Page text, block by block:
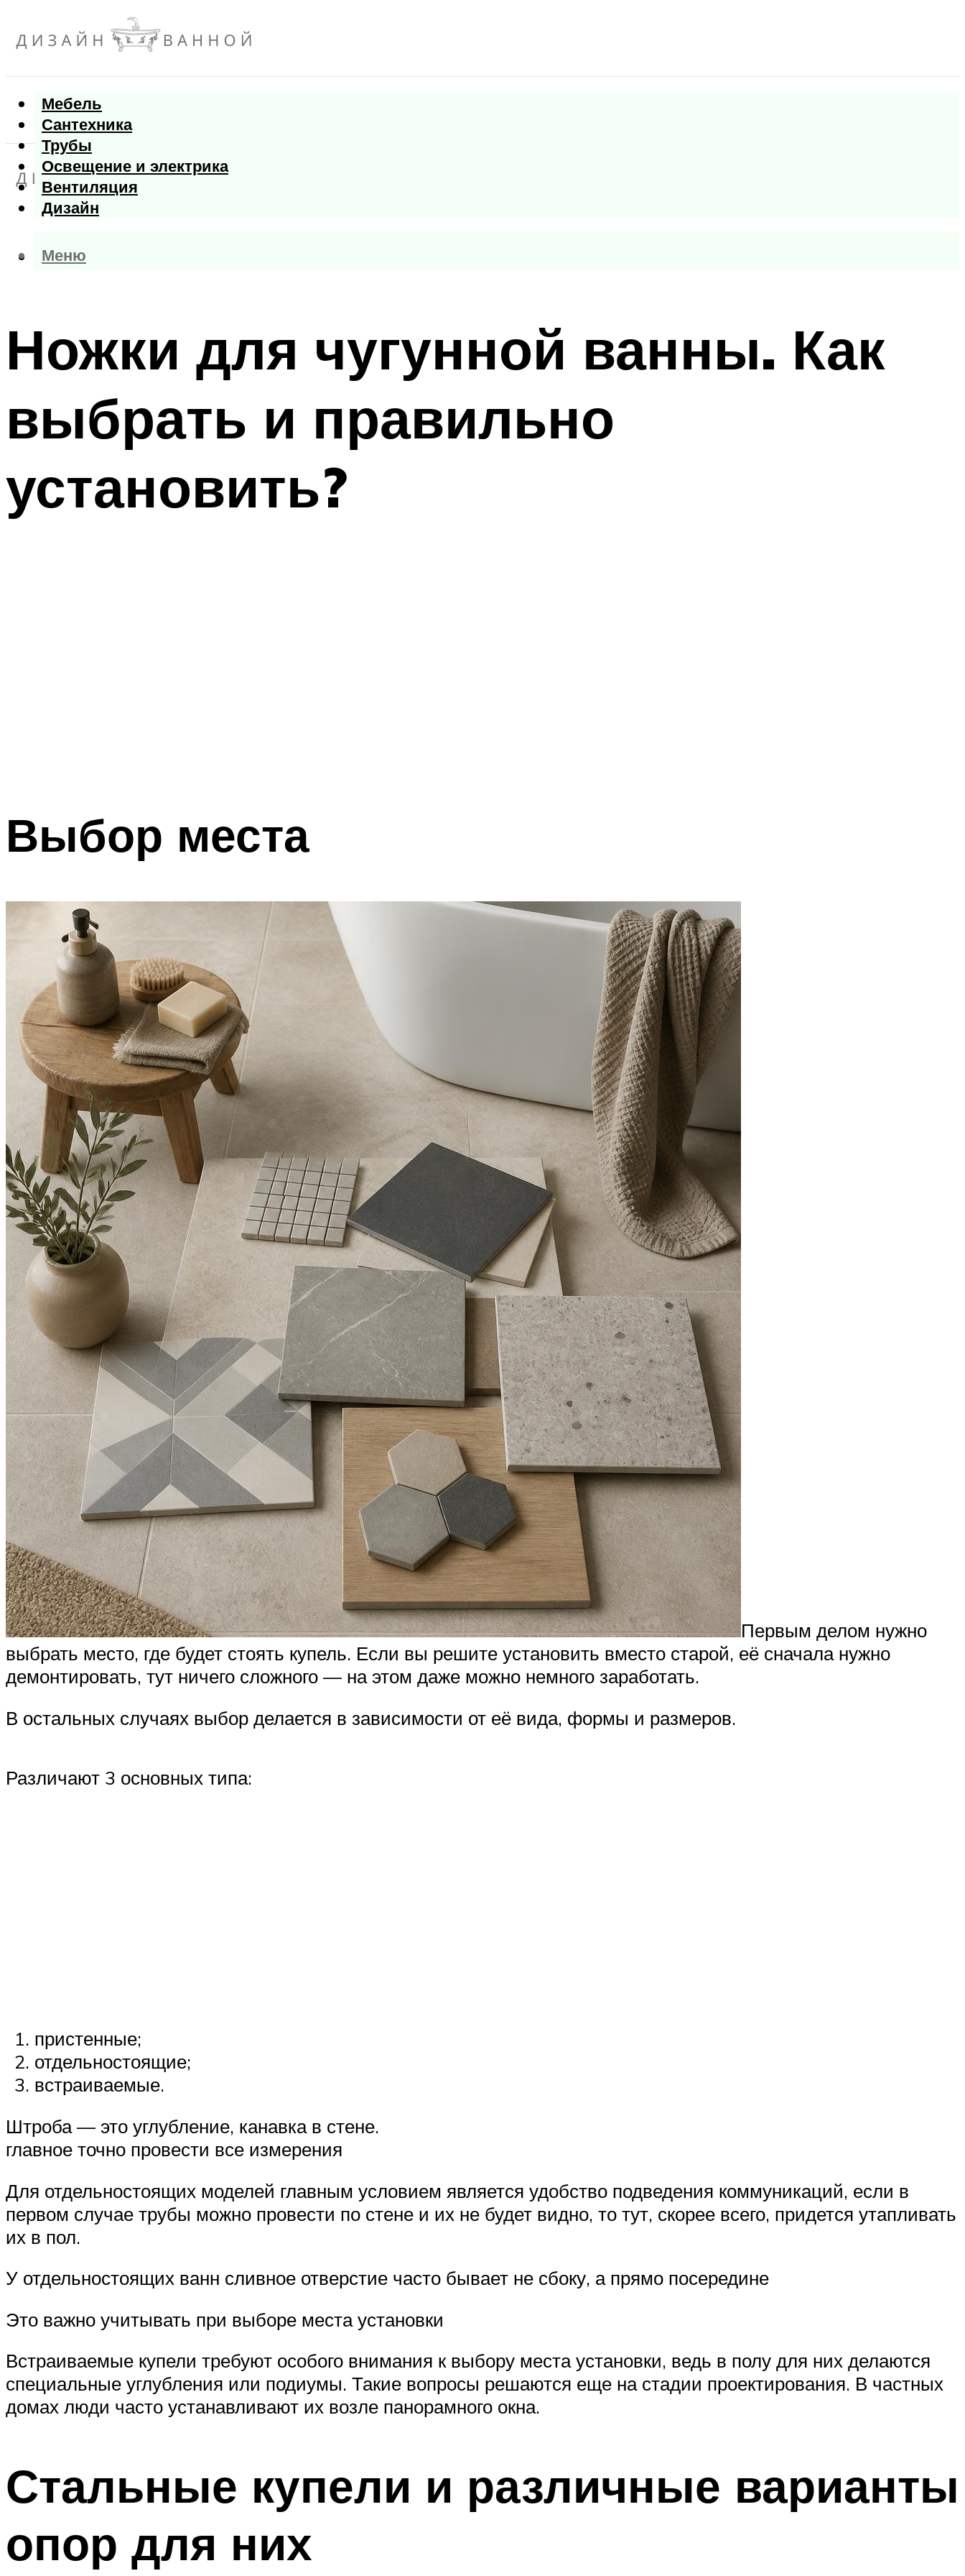
Мебель
Сантехника
Трубы
Освещение и электрика
Вентиляция
Дизайн
Меню
Меню
Ножки для чугунной ванны. Как
выбрать и правильно
установить?
Выбор места
Первым делом нужно
выбрать место, где будет стоять купель. Если вы решите установить вместо старой, её сначала нужно
демонтировать, тут ничего сложного — на этом даже можно немного заработать.
В остальных случаях выбор делается в зависимости от её вида, формы и размеров.
Различают 3 основных типа:
пристенные;
отдельностоящие;
встраиваемые.
Штроба — это углубление, канавка в стене.
главное точно провести все измерения
Для отдельностоящих моделей главным условием является удобство подведения коммуникаций, если в
первом случае трубы можно провести по стене и их не будет видно, то тут, скорее всего, придется утапливать
их в пол.
У отдельностоящих ванн сливное отверстие часто бывает не сбоку, а прямо посередине
Это важно учитывать при выборе места установки
Встраиваемые купели требуют особого внимания к выбору места установки, ведь в полу для них делаются
специальные углубления или подиумы. Такие вопросы решаются еще на стадии проектирования. В частных
домах люди часто устанавливают их возле панорамного окна.
Стальные купели и различные варианты
опор для них